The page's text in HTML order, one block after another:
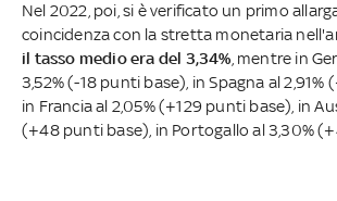
Nel 2022, poi, si è verificato un primo
coincidenza con la stretta monetaria
il tasso medio era del 3,34%, mentre in
3,52% (-18 punti base), in Spagna al
in Francia al 2,05% (+129 punti base), in
(+48 punti base), in Portogallo al 3,30%